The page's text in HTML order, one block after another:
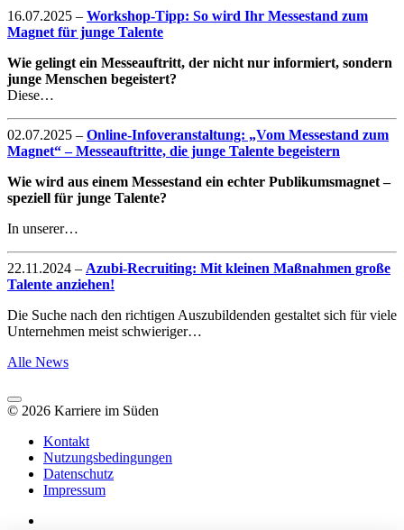
16.07.2025 – Workshop-Tipp: So wird Ihr Messestand zum
Magnet für junge Talente
Wie gelingt ein Messeauftritt, der nicht nur informiert, sondern
junge Menschen begeistert?
Diese…
02.07.2025 – Online-Infoveranstaltung: „Vom Messestand zum
Magnet“ – Messeauftritte, die junge Talente begeistern
Wie wird aus einem Messestand ein echter Publikumsmagnet –
speziell für junge Talente?
In unserer…
22.11.2024 – Azubi-Recruiting: Mit kleinen Maßnahmen große
Talente anziehen!
Die Suche nach den richtigen Auszubildenden gestaltet sich für viele
Unternehmen meist schwieriger…
Alle News
© 2026 Karriere im Süden
Kontakt
Nutzungsbedingungen
Datenschutz
Impressum